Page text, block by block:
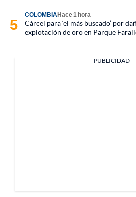
COLOMBIAHace 1 hora
Cárcel para ‘el más buscado’ por
explotación de oro en Parque
PUBLICIDAD